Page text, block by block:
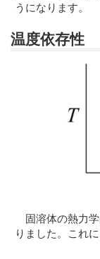
うになります。
温度依存性
固溶体の熱力
りました。これ